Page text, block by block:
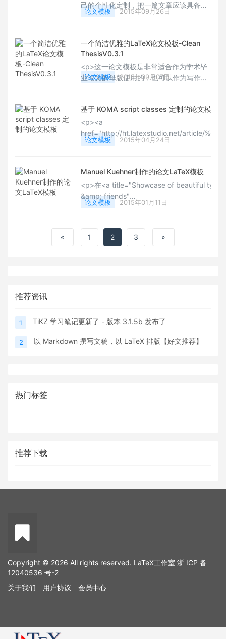
己的个性化定制，把一篇文章应该具备的
封面，目录，摘要，符号列表，正文，附
的论文排版更加漂亮的用户可以下载尝试
排版下，会有不一样的感受。</p>
论文模板 2015年09月26日
一个简洁优雅的LaTeX论文模板-Clean
ThesisV0.3.1
<p>这一论文模板是非常适合作为学术毕
业论文的母版使用的，也可以作为写作学
有了分享。今天分享的是其最新版本，有
需要的用户可以下载，也可以使用
TeXLive的更新方式获得最新版。</p>
论文模板 2015年09月07日
基于 KOMA script classes 定制的论文模板
<p><a
href="http://ht.latexstudio.net/article/
target="_blank" style="white-space:
写了book，article，report等基础类，加入
分享的是用这个基础的类定制的
论文模板 2015年04月24日
Manuel Kuehner制作的论文LaTeX模板
<p>在<a title="Showcase of beautiful
&amp; friends"
href="http://tex.stackexchange.com/
target="_blank" style="white-space:
论文模板 2015年01月11日
« 1 2 3 »
推荐资讯
1 TiKZ 学习笔记更新了 - 版本 3.1.5b 发布了
2 以 Markdown 撰写文稿，以 LaTeX 排版【好文推荐】
热门标签
推荐下载
Copyright © 2026 All rights reserved. LaTeX工作室 浙 ICP 备
12040536 号-2
关于我们
用户协议 会员中心